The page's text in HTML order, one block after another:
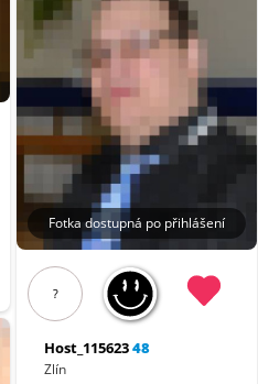
Fotka dostupná po přihlášení
?
Host_11562348
Zlín